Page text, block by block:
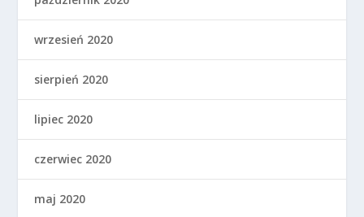
sierpień 2020
lipiec 2020
czerwiec 2020
maj 2020
kwiecień 2020